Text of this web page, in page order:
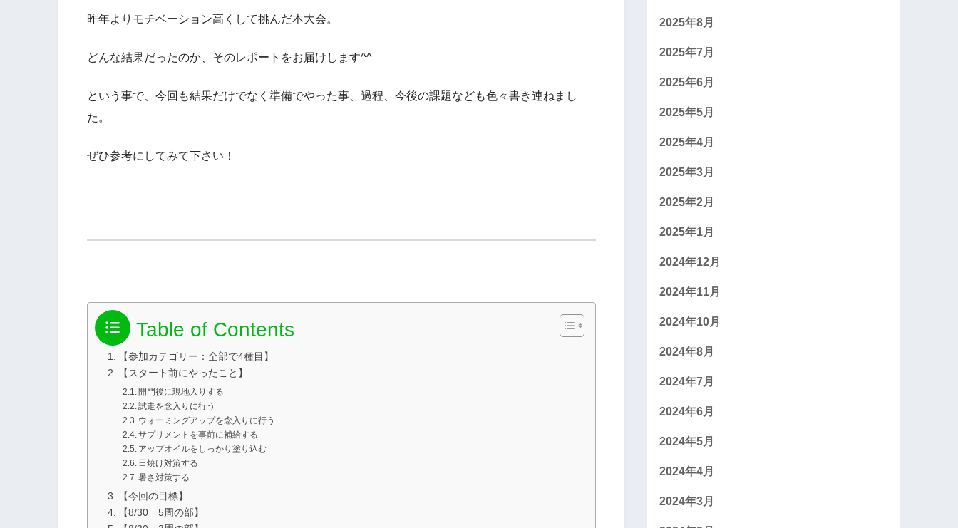
昨年よりモチベーション高くして挑んだ本大会。
どんな結果だったのか、そのレポートをお届けします^^
という事で、今回も結果だけでなく準備でやった事、過程、今後の課題なども色々書き連ねまし
た。
ぜひ参考にしてみて下さい！
Table of Contents
【参加カテゴリー：全部で4種目】
【スタート前にやったこと】
開門後に現地入りする
試走を念入りに行う
ウォーミングアップを念入りに行う
サプリメントを事前に補給する
アップオイルをしっかり塗り込む
日焼け対策する
暑さ対策する
【今回の目標】
【8/30 5周の部】
2025年8月
2025年7月
2025年6月
2025年5月
2025年4月
2025年3月
2025年2月
2025年1月
2024年12月
2024年11月
2024年10月
2024年8月
2024年7月
2024年6月
2024年5月
2024年4月
2024年3月